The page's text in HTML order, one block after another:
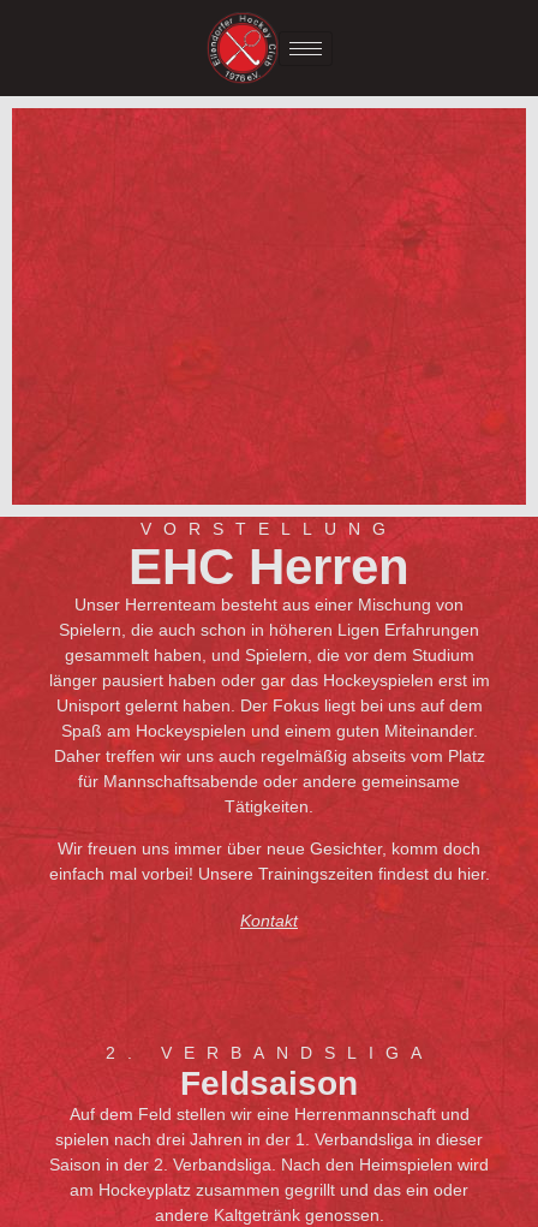
VORSTELLUNG
EHC Herren
Unser Herrenteam besteht aus einer Mischung von
Spielern, die auch schon in höheren Ligen Erfahrungen
gesammelt haben, und Spielern, die vor dem Studium
länger pausiert haben oder gar das Hockeyspielen erst im
Unisport gelernt haben. Der Fokus liegt bei uns auf dem
Spaß am Hockeyspielen und einem guten Miteinander.
Daher treffen wir uns auch regelmäßig abseits vom Platz
für Mannschaftsabende oder andere gemeinsame
Tätigkeiten.
Wir freuen uns immer über neue Gesichter, komm doch
einfach mal vorbei! Unsere Trainingszeiten findest du hier.
Kontakt
2. VERBANDSLIGA
Feldsaison
Auf dem Feld stellen wir eine Herrenmannschaft und
spielen nach drei Jahren in der 1. Verbandsliga in dieser
Saison in der 2. Verbandsliga. Nach den Heimspielen wird
am Hockeyplatz zusammen gegrillt und das ein oder
andere Kaltgetränk genossen.